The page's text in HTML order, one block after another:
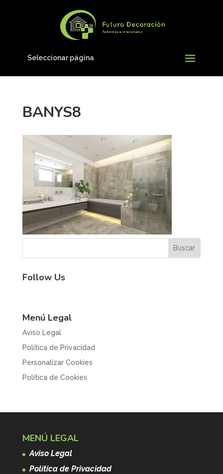
Seleccionar página
BANYS8
Follow Us
Menú Legal
Aviso Legal
Política de Privacidad
Personalizar Cookies
Política de Cookies
MENÚ LEGAL
Aviso Legal
Política de Privacidad